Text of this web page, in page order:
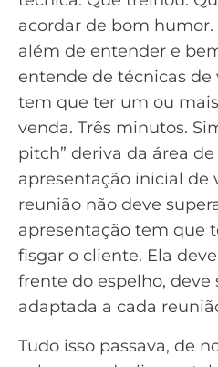
acordar de bom
além de entender e
entende de técnicas de
tem que ter um ou
venda. Três minutos.
pitch” deriva da área
apresentação inicial de
reunião não deve
apresentação tem que
fisgar o cliente. Ela
frente do espelho, deve
adaptada a cada
Tudo isso passava, de